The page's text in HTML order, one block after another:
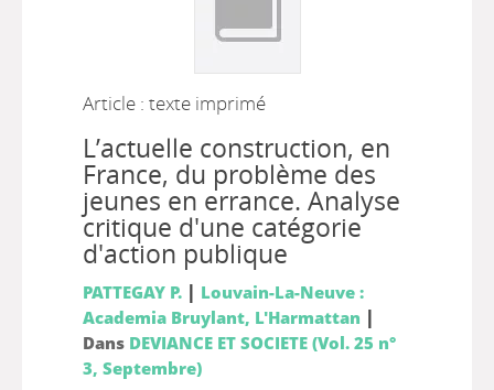
Article : texte imprimé
L’actuelle construction, en
France, du problème des
jeunes en errance. Analyse
critique d'une catégorie
d'action publique
PATTEGAY P. | Louvain-La-Neuve :
Academia Bruylant, L'Harmattan |
Dans DEVIANCE ET SOCIETE (Vol. 25 n°
3, Septembre)